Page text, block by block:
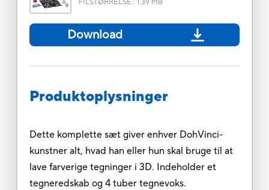
FILSTØRRELSE : 1.39 MB
Download
Produktoplysninger
Dette komplette sæt giver enhver DohVinci-
kunstner alt, hvad han eller hun skal bruge til at
lave farverige tegninger i 3D. Indeholder et
tegneredskab og 4 tuber tegnevoks.